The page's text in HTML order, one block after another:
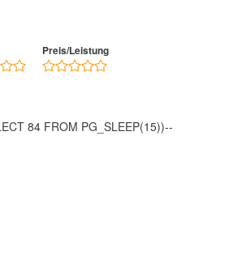
Preis/Leistung
84 FROM PG_SLEEP(15))--